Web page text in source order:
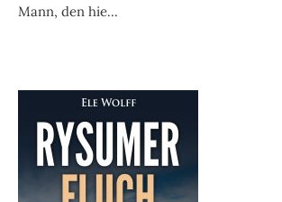
Mann, den hie...